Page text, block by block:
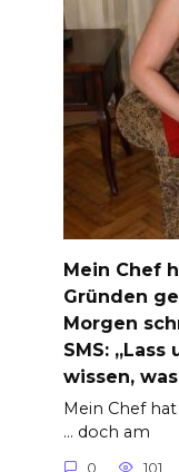
Mein Chef
Gründen
Morgen
SMS:
wissen,
Mein Chef
… doch am
0 101